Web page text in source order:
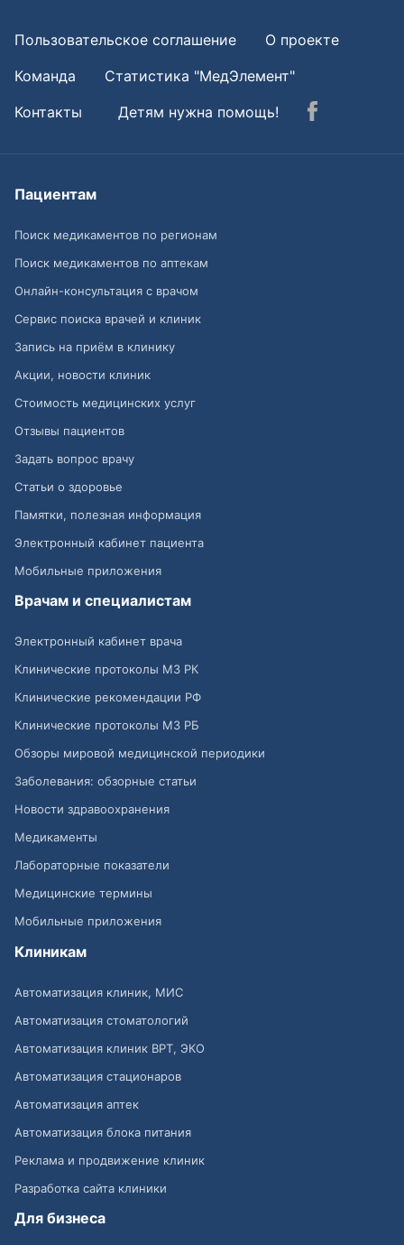
Пользовательское соглашение
О проекте
Команда
Статистика "МедЭлемент"
Контакты
Детям нужна помощь!
Пациентам
Поиск медикаментов по регионам
Поиск медикаментов по аптекам
Онлайн-консультация с врачом
Сервис поиска врачей и клиник
Запись на приём в клинику
Акции, новости клиник
Стоимость медицинских услуг
Отзывы пациентов
Задать вопрос врачу
Статьи о здоровье
Памятки, полезная информация
Электронный кабинет пациента
Мобильные приложения
Врачам и специалистам
Электронный кабинет врача
Клинические протоколы МЗ РК
Клинические рекомендации РФ
Клинические протоколы МЗ РБ
Обзоры мировой медицинской периодики
Заболевания: обзорные статьи
Новости здравоохранения
Медикаменты
Лабораторные показатели
Медицинские термины
Мобильные приложения
Клиникам
Автоматизация клиник, МИС
Автоматизация стоматологий
Автоматизация клиник ВРТ, ЭКО
Автоматизация стационаров
Автоматизация аптек
Автоматизация блока питания
Реклама и продвижение клиник
Разработка сайта клиники
Для бизнеса